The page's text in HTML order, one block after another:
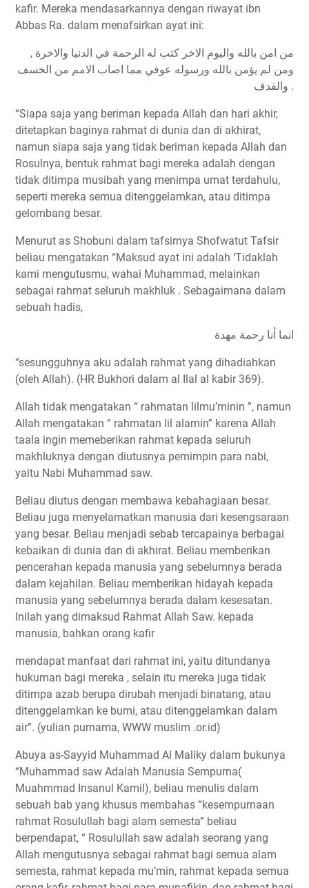
kafir. Mereka mendasarkannya dengan riwayat ibn
Abbas Ra. dalam menafsirkan ayat ini:
ﻣﻦ ﺍﻣﻦ ﺑﺎﻟﻠﻪ ﻭﺍﻟﻴﻮﻡ ﺍﻻﺧﺮ ﻛﺘﺐ ﻟﻪ ﺍﻟﺮﺣﻤﺔ ﻓﻲ ﺍﻟﺪﻧﻴﺎ ﻭﺍﻻﺧﺮﺓ ,
ﻭﻣﻦ ﻟﻢ ﻳﺆﻣﻦ ﺑﺎﻟﻠﻪ ﻭﺭﺳﻮﻟﻪ ﻋﻮﻓﻲ ﻣﻤﺎ ﺍﺻﺎﺏ ﺍﻻﻣﻢ ﻣﻦ ﺍﻟﺨﺴﻒ
ﻭﺍﻟﻘﺪﻑ .
“Siapa saja yang beriman kepada Allah dan hari akhir,
ditetapkan baginya rahmat di dunia dan di akhirat,
namun siapa saja yang tidak beriman kepada Allah dan
Rosulnya, bentuk rahmat bagi mereka adalah dengan
tidak ditimpa musibah yang menimpa umat terdahulu,
seperti mereka semua ditenggelamkan, atau ditimpa
gelombang besar.
Menurut as Shobuni dalam tafsirnya Shofwatut Tafsir
beliau mengatakan “Maksud ayat ini adalah ‘Tidaklah
kami mengutusmu, wahai Muhammad, melainkan
sebagai rahmat seluruh makhluk . Sebagaimana dalam
sebuah hadis,
ﺍﻧﻤﺎ ﺃﻧﺎ ﺭﺣﻤﺔ ﻣﻬﺪﺓ
“sesungguhnya aku adalah rahmat yang dihadiahkan
(oleh Allah). (HR Bukhori dalam al Ilal al kabir 369).
Allah tidak mengatakan “ rahmatan lilmu’minin ”, namun
Allah mengatakan “ rahmatan lil alamin” karena Allah
taala ingin memeberikan rahmat kepada seluruh
makhluknya dengan diutusnya pemimpin para nabi,
yaitu Nabi Muhammad saw.
Beliau diutus dengan membawa kebahagiaan besar.
Beliau juga menyelamatkan manusia dari kesengsaraan
yang besar. Beliau menjadi sebab tercapainya berbagai
kebaikan di dunia dan di akhirat. Beliau memberikan
pencerahan kepada manusia yang sebelumnya berada
dalam kejahilan. Beliau memberikan hidayah kepada
manusia yang sebelumnya berada dalam kesesatan.
Inilah yang dimaksud Rahmat Allah Saw. kepada
manusia, bahkan orang kafir
mendapat manfaat dari rahmat ini, yaitu ditundanya
hukuman bagi mereka , selain itu mereka juga tidak
ditimpa azab berupa dirubah menjadi binatang, atau
ditenggelamkan ke bumi, atau ditenggelamkan dalam
air”. (yulian purnama, WWW muslim .or.id)
Abuya as-Sayyid Muhammad Al Maliky dalam bukunya
“Muhammad saw Adalah Manusia Sempurna(
Muahmmad Insanul Kamil), beliau menulis dalam
sebuah bab yang khusus membahas “kesempurnaan
rahmat Rosulullah bagi alam semesta” beliau
berpendapat, “ Rosulullah saw adalah seorang yang
Allah mengutusnya sebagai rahmat bagi semua alam
semesta, rahmat kepada mu’min, rahmat kepada semua